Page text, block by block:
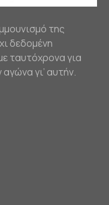
της
δεδομένη
ταυτόχρονα για
γι’ αυτήν.